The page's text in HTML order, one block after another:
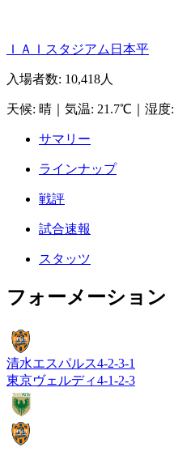
ＩＡＩスタジアム日本平
入場者数: 10,418人
天候: 晴 気温: 21.7℃ 湿度:
サマリー
ラインナップ
戦評
試合速報
スタッツ
フォーメーション
清水エスパルス4-2-3-1
東京ヴェルディ4-1-2-3